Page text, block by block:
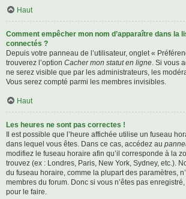
Haut
Comment empêcher mon nom d’apparaître dans la
connectés ?
Depuis votre panneau de l’utilisateur, onglet «
trouverez l’option Cacher mon statut en ligne. Si vous
ne serez visible que par les administrateurs, les
Vous serez compté parmi les membres invisibles.
Haut
Les heures ne sont pas correctes !
Il est possible que l’heure affichée utilise un fuseau
dans lequel vous êtes. Dans ce cas, accédez au
modifiez le fuseau horaire afin qu’il corresponde à la
trouvez (ex : Londres, Paris, New York, Sydney, etc.).
du fuseau horaire, comme la plupart des paramètres,
membres du forum. Donc si vous n’êtes pas
pour le faire.